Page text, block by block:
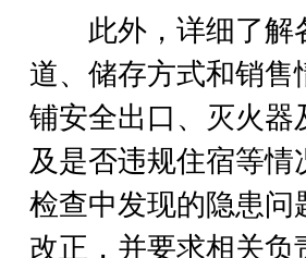
此外，详细了解
道、储存方式和销
铺安全出口、灭火
及是否违规住宿等
检查中发现的隐患
改正，并要求相关